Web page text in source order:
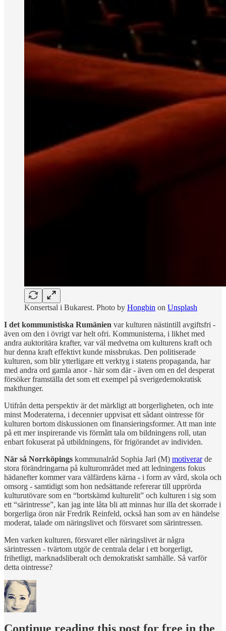
Konsertsal i Bukarest. Photo by Hongbin on Unsplash
I det kommunistiska Rumänien var kulturen nästintill avgiftsfri -
även om den i övrigt var helt ofri. Kommunisterna, i likhet med
andra auktoritära krafter, var väl medvetna om kulturens kraft och
hur denna kraft effektivt kunde missbrukas. Den politiserade
kulturen, som blir ytterligare ett verktyg i statens propaganda, har
med andra ord gamla anor - här som där - även om en del desperat
försöker framställa det som ett exempel på sverigedemokratisk
makthunger.
Utifrån detta perspektiv är det märkligt att borgerligheten, och inte
minst Moderaterna, i decennier uppvisat ett sådant ointresse för
kulturen bortom diskussionen om finansieringsformer. Att man inte
på ett mer inspirerande vis förmått tala om bildningens roll, utan
enbart fokuserat på utbildningens, för frigörandet av individen.
När så Norrköpings kommunalråd Sophia Jarl (M) motiverarde
stora förändringarna på kulturområdet med att ledningens fokus
hädanefter kommer vara välfärdens kärna - i form av vård, skola och
omsorg - samtidigt som hon nedsättande refererar till upprörda
kulturutövare som en “bortskämd kulturelit” och kulturen i sig som
ett “särintresse”, kan jag inte låta bli att minnas hur illa det skorrade i
borgerliga öron när Fredrik Reinfeld, också han som av en händelse
moderat, talade om näringslivet och försvaret som särintressen.
Men varken kulturen, försvaret eller näringslivet är några
särintressen - tvärtom utgör de centrala delar i ett borgerligt,
frihetligt, marknadsliberalt och demokratiskt samhälle. Så varför
detta ointresse?